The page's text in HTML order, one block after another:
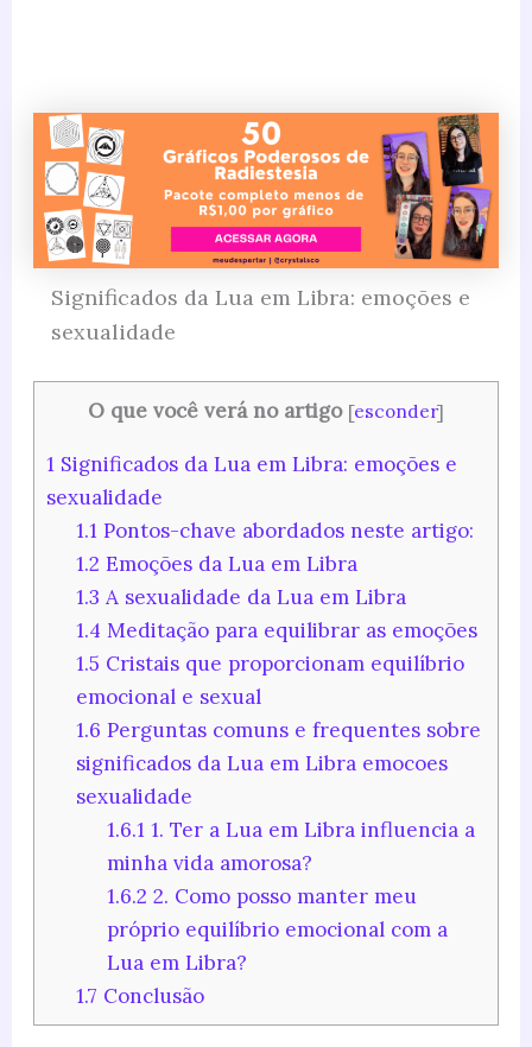
Significados da Lua em Libra: emoções e
sexualidade
O que você verá no artigo [esconder]
1Significados da Lua em Libra: emoções e
sexualidade
1.1 Pontos-chave abordados neste artigo:
1.2 Emoções da Lua em Libra
1.3 A sexualidade da Lua em Libra
1.4 Meditação para equilibrar as emoções
1.5 Cristais que proporcionam equilíbrio
emocional e sexual
1.6 Perguntas comuns e frequentes sobre
significados da Lua em Libra emocoes
sexualidade
1.6.1 1. Ter a Lua em Libra influencia a
minha vida amorosa?
1.6.2 2. Como posso manter meu
próprio equilíbrio emocional com a
Lua em Libra?
1.7 Conclusão